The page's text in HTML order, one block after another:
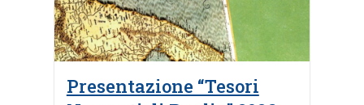
Presentazione “Tesori